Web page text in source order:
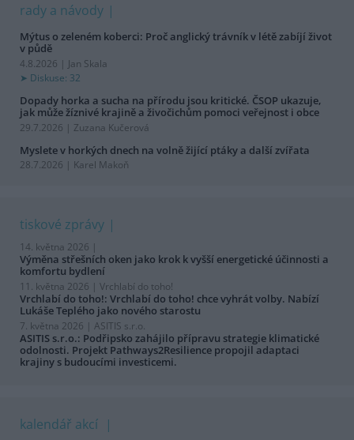
rady a návody
Mýtus o zeleném koberci: Proč anglický trávník v létě zabíjí život
v půdě
4.8.2026 | Jan Skala
Diskuse: 32
Dopady horka a sucha na přírodu jsou kritické. ČSOP ukazuje,
jak může žíznivé krajině a živočichům pomoci veřejnost i obce
29.7.2026 | Zuzana Kučerová
Myslete v horkých dnech na volně žijící ptáky a další zvířata
28.7.2026 | Karel Makoň
tiskové zprávy
14. května 2026 |
Výměna střešních oken jako krok k vyšší energetické účinnosti a
komfortu bydlení
11. května 2026 | Vrchlabí do toho!
Vrchlabí do toho!: Vrchlabí do toho! chce vyhrát volby. Nabízí
Lukáše Teplého jako nového starostu
7. května 2026 | ASITIS s.r.o.
ASITIS s.r.o.: Podřipsko zahájilo přípravu strategie klimatické
odolnosti. Projekt Pathways2Resilience propojil adaptaci
krajiny s budoucími investicemi.
kalendář akcí